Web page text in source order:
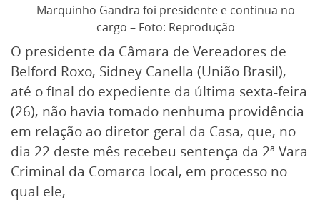
Marquinho Gandra foi presidente e continua no
cargo – Foto: Reprodução
O presidente da Câmara de Vereadores de
Belford Roxo, Sidney Canella (União Brasil),
até o final do expediente da última sexta-feira
(26), não havia tomado nenhuma providência
em relação ao diretor-geral da Casa, que, no
dia 22 deste mês recebeu sentença da 2ª Vara
Criminal da Comarca local, em processo no
qual ele,